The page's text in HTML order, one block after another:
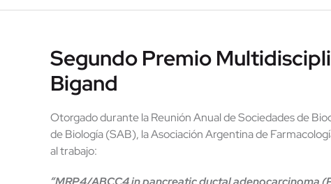
Segundo Premio
Bigand
Otorgado durante la Reunión Anual de Sociedades de
de Biología (SAB), la Asociación Argentina de
al trabajo: